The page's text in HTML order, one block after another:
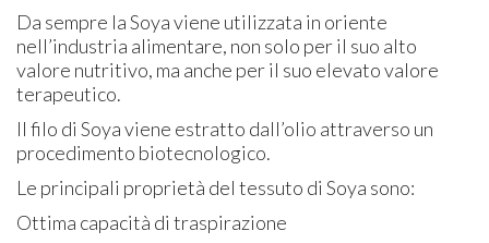
Da sempre la Soya viene utilizzata in oriente
nell’industria alimentare, non solo per il suo alto
valore nutritivo, ma anche per il suo elevato valore
terapeutico.
Il filo di Soya viene estratto dall’olio attraverso un
procedimento biotecnologico.
Le principali proprietà del tessuto di Soya sono:
Ottima capacità di traspirazione